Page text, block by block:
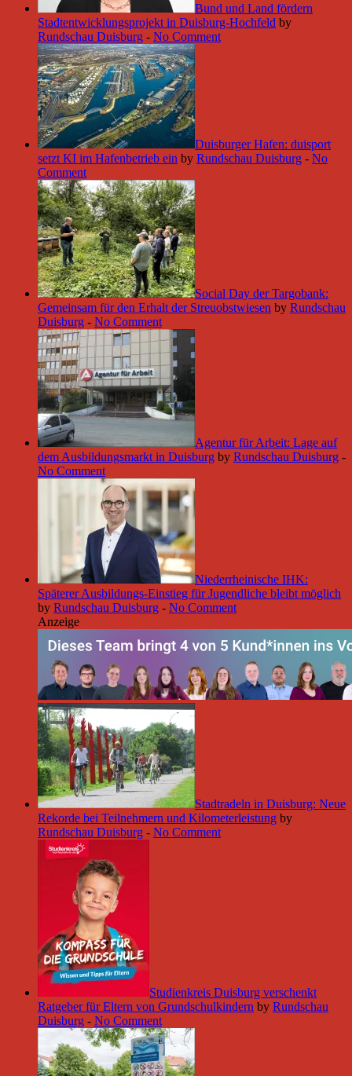
Bund und Land fördern
Stadtentwicklungsprojekt in Duisburg-Hochfeld by
Rundschau Duisburg - No Comment
Duisburger Hafen: duisport
setzt KI im Hafenbetrieb ein by Rundschau Duisburg - No
Comment
Social Day der Targobank:
Gemeinsam für den Erhalt der Streuobstwiesen by Rundschau
Duisburg - No Comment
Agentur für Arbeit: Lage auf
dem Ausbildungsmarkt in Duisburg by Rundschau Duisburg -
No Comment
Niederrheinische IHK:
Späterer Ausbildungs-Einstieg für Jugendliche bleibt möglich
by Rundschau Duisburg - No Comment
Anzeige
Stadtradeln in Duisburg: Neue
Rekorde bei Teilnehmern und Kilometerleistung by
Rundschau Duisburg - No Comment
Studienkreis Duisburg verschenkt
Ratgeber für Eltern von Grundschulkindern by Rundschau
Duisburg - No Comment